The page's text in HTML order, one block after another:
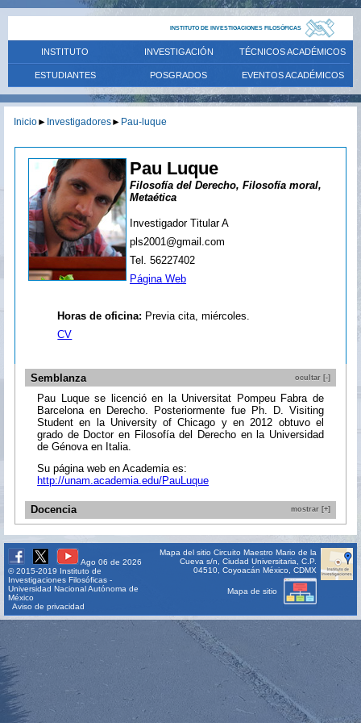
INSTITUTO DE INVESTIGACIONES FILOSÓFICAS
INSTITUTO INVESTIGACIÓN TÉCNICOS ACADÉMICOS
ESTUDIANTES POSGRADOS EVENTOS ACADÉMICOS
Inicio► Investigadores► Pau-luque
Pau Luque
Filosofía del Derecho, Filosofía moral,
Metaética
Investigador Titular A
pls2001@gmail.com
Tel. 56227402
Página Web
Horas de oficina: Previa cita, miércoles.
CV
Semblanza ocultar [-]
Pau Luque se licenció en la Universitat Pompeu Fabra de
Barcelona en Derecho. Posteriormente fue Ph. D. Visiting
Student en la University of Chicago y en 2012 obtuvo el
grado de Doctor en Filosofía del Derecho en la Universidad
de Génova en Italia.
Su página web en Academia es:
http://unam.academia.edu/PauLuque
Docencia mostrar [+]
Ago 06 de 2026
© 2015-2019 Instituto de
Investigaciones Filosóficas -
Universidad Nacional Autónoma de
México
Aviso de privacidad
Mapa del sitio Circuito Maestro Mario de la
Cueva s/n, Ciudad Universitaria, C.P.
04510, Coyoacán México, CDMX
Mapa de sitio